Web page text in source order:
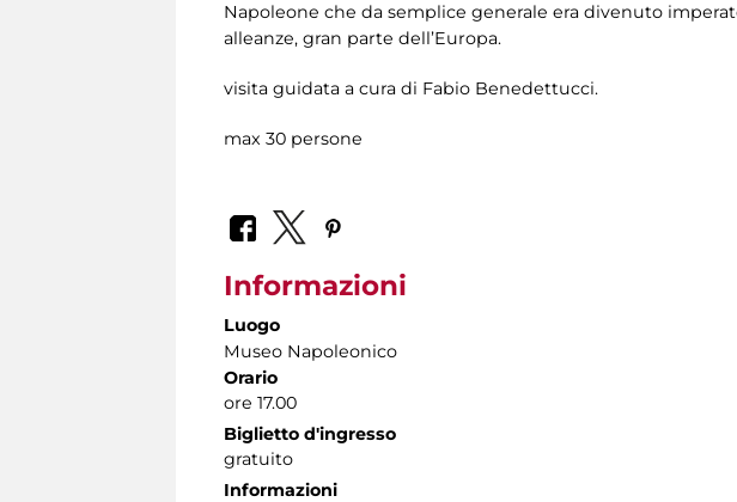
Napoleone che da semplice generale era divenuto
alleanze, gran parte dell’Europa.
visita guidata a cura di Fabio Benedettucci.
max 30 persone
Informazioni
Luogo
Museo Napoleonico
Orario
ore 17.00
Biglietto d'ingresso
gratuito
Informazioni